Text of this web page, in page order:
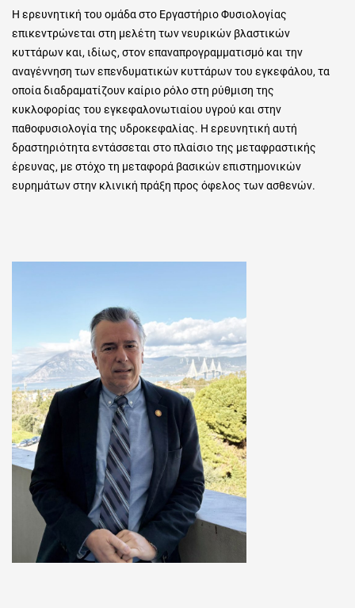
Η ερευνητική του ομάδα στο Εργαστήριο Φυσιολογίας
επικεντρώνεται στη μελέτη των νευρικών βλαστικών
κυττάρων και, ιδίως, στον επαναπρογραμματισμό και την
αναγέννηση των επενδυματικών κυττάρων του εγκεφάλου, τα
οποία διαδραματίζουν καίριο ρόλο στη ρύθμιση της
κυκλοφορίας του εγκεφαλονωτιαίου υγρού και στην
παθοφυσιολογία της υδροκεφαλίας. Η ερευνητική αυτή
δραστηριότητα εντάσσεται στο πλαίσιο της μεταφραστικής
έρευνας, με στόχο τη μεταφορά βασικών επιστημονικών
ευρημάτων στην κλινική πράξη προς όφελος των ασθενών.